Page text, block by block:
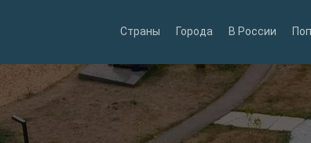
Страны Города В России